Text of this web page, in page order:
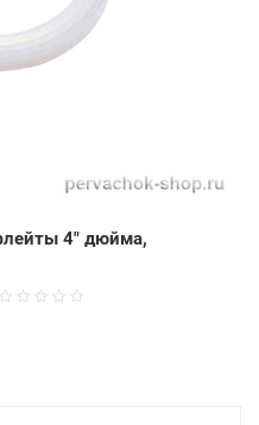
4" дюйма,